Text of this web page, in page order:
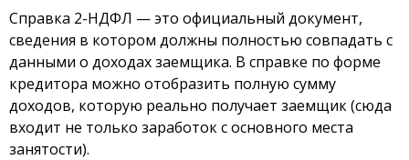
Справка 2-НДФЛ — это официальный документ,
сведения в котором должны полностью совпадать с
данными о доходах заемщика. В справке по форме
кредитора можно отобразить полную сумму
доходов, которую реально получает заемщик (сюда
входит не только заработок с основного места
занятости).